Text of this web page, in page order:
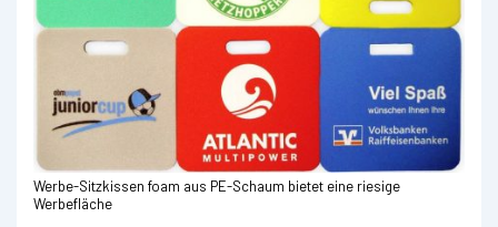
Werbe-Sitzkissen foam aus PE-Schaum bietet eine riesige
Werbefläche